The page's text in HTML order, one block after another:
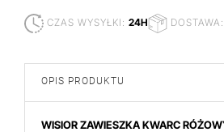
CZAS WYSYŁKI: 24H DOSTAWA:
OPIS PRODUKTU
WISIOR ZAWIESZKA KWARC